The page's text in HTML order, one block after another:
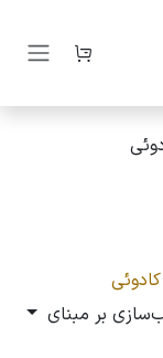
بر مبنای